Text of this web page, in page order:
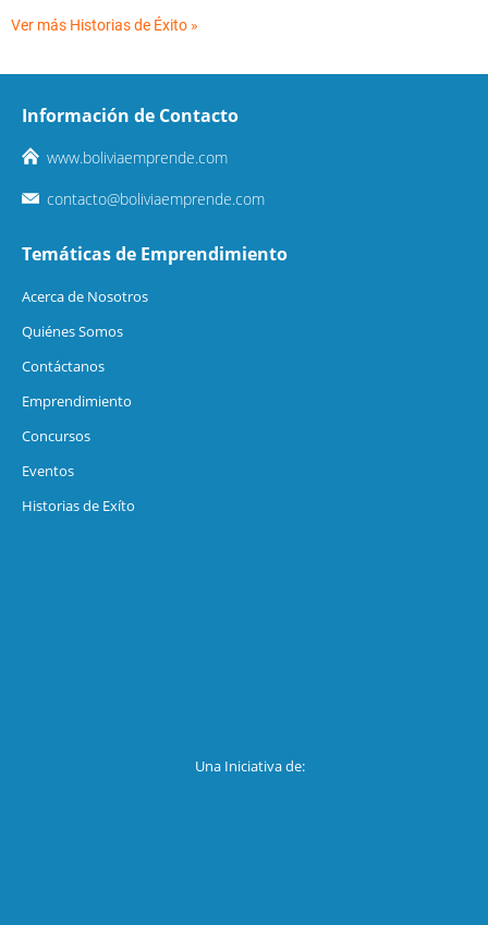
Ver más Historias de Éxito »
Información de Contacto
www.boliviaemprende.com
contacto@boliviaemprende.com
Temáticas de Emprendimiento
Acerca de Nosotros
Quiénes Somos
Contáctanos
Emprendimiento
Concursos
Eventos
Historias de Exíto
Una Iniciativa de: